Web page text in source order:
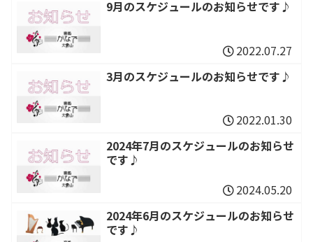
9月のスケジュールのお知らせです♪
2022.07.27
3月のスケジュールのお知らせです♪
2022.01.30
2024年7月のスケジュールのお知らせ
です♪
2024.05.20
2024年6月のスケジュールのお知らせ
です♪